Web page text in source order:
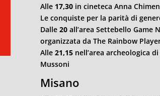
Alle 17,30 in cineteca Anna
Le conquiste per la parità di
Dalle20 all’area Settebello Game
organizzata da The Rainbow
Alle21,15 nell’area archeologica
Mussoni
Misano